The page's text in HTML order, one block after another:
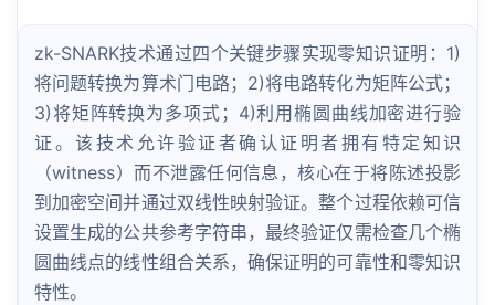
zk-SNARK技术通过四个关键步骤实现零知识证明：1)
将问题转换为算术门电路；2)将电路转化为矩阵公式；
3)将矩阵转换为多项式；4)利用椭圆曲线加密进行验
证。该技术允许验证者确认证明者拥有特定知识
（witness）而不泄露任何信息，核心在于将陈述投影
到加密空间并通过双线性映射验证。整个过程依赖可信
设置生成的公共参考字符串，最终验证仅需检查几个椭
圆曲线点的线性组合关系，确保证明的可靠性和零知识
特性。